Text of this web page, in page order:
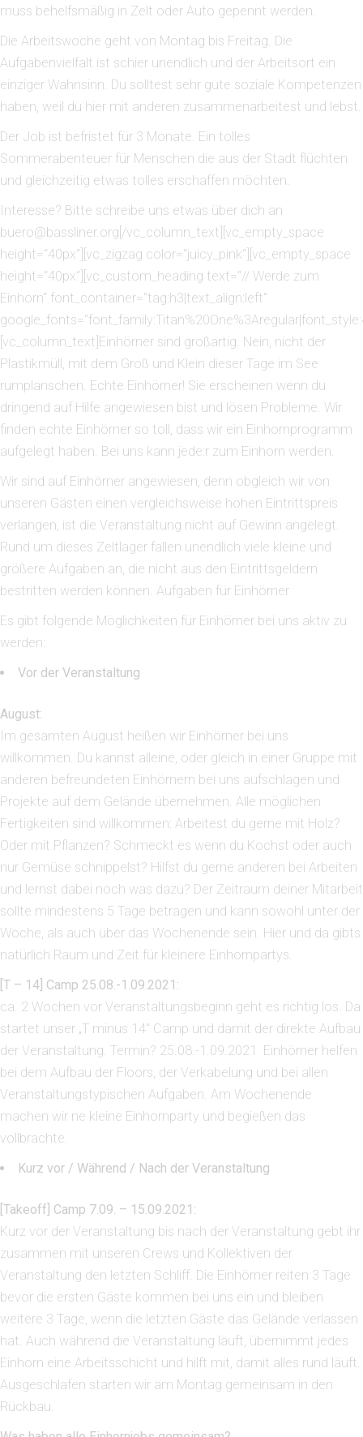
muss behelfsmäßig in Zelt oder Auto gepennt werden.
Die Arbeitswoche geht von Montag bis Freitag. Die
Aufgabenvielfalt ist schier unendlich und der Arbeitsort ein
einziger Wahnsinn. Du solltest sehr gute soziale Kompetenzen
haben, weil du hier mit anderen zusammenarbeitest und lebst.
Der Job ist befristet für 3 Monate. Ein tolles
Sommerabenteuer für Menschen die aus der Stadt flüchten
und gleichzeitig etwas tolles erschaffen möchten.
Interesse? Bitte schreibe uns etwas über dich an
buero@bassliner.org [/vc_column_text][vc_empty_space
height=“40px“][vc_zigzag color=“juicy_pink“][vc_empty_space
height=“40px“][vc_custom_heading text=“// Werde zum
Einhorn“ font_container=“tag:h3|text_align:left“
[vc_column_text]Einhörner sind großartig. Nein, nicht der
Plastikmüll, mit dem Groß und Klein dieser Tage im See
rumplanschen. Echte Einhörner! Sie erscheinen wenn du
dringend auf Hilfe angewiesen bist und lösen Probleme. Wir
finden echte Einhörner so toll, dass wir ein Einhornprogramm
aufgelegt haben. Bei uns kann jede:r zum Einhorn werden.
Wir sind auf Einhörner angewiesen, denn obgleich wir von
unseren Gästen einen vergleichsweise hohen Eintrittspreis
verlangen, ist die Veranstaltung nicht auf Gewinn angelegt.
Rund um dieses Zeltlager fallen unendlich viele kleine und
größere Aufgaben an, die nicht aus den Eintrittsgeldern
bestritten werden können. Aufgaben für Einhörner
Es gibt folgende Möglichkeiten für Einhörner bei uns aktiv zu
werden:
Vor der Veranstaltung
August:
Im gesamten August heißen wir Einhörner bei uns
willkommen. Du kannst alleine, oder gleich in einer Gruppe mit
anderen befreundeten Einhörnern bei uns aufschlagen und
Projekte auf dem Gelände übernehmen. Alle möglichen
Fertigkeiten sind willkommen: Arbeitest du gerne mit Holz?
Oder mit Pflanzen? Schmeckt es wenn du Kochst oder auch
nur Gemüse schnippelst? Hilfst du gerne anderen bei Arbeiten
und lernst dabei noch was dazu? Der Zeitraum deiner Mitarbeit
sollte mindestens 5 Tage betragen und kann sowohl unter der
Woche, als auch über das Wochenende sein. Hier und da gibts
natürlich Raum und Zeit für kleinere Einhornpartys.
[T – 14] Camp 25.08.-1.09.2021:
ca. 2 Wochen vor Veranstaltungsbeginn geht es richtig los. Da
startet unser „T minus 14“ Camp und damit der direkte Aufbau
der Veranstaltung. Termin? 25.08.-1.09.2021 Einhörner helfen
bei dem Aufbau der Floors, der Verkabelung und bei allen
Veranstaltungstypischen Aufgaben. Am Wochenende
machen wir ne kleine Einhornparty und begießen das
vollbrachte.
Kurz vor / Während / Nach der Veranstaltung
[Takeoff] Camp 7.09. – 15.09.2021:
Kurz vor der Veranstaltung bis nach der Veranstaltung gebt ihr
zusammen mit unseren Crews und Kollektiven der
Veranstaltung den letzten Schliff. Die Einhörner reiten 3 Tage
bevor die ersten Gäste kommen bei uns ein und bleiben
weitere 3 Tage, wenn die letzten Gäste das Gelände verlassen
hat. Auch während die Veranstaltung läuft, übernimmt jedes
Einhorn eine Arbeitsschicht und hilft mit, damit alles rund läuft.
Ausgeschlafen starten wir am Montag gemeinsam in den
Rückbau.